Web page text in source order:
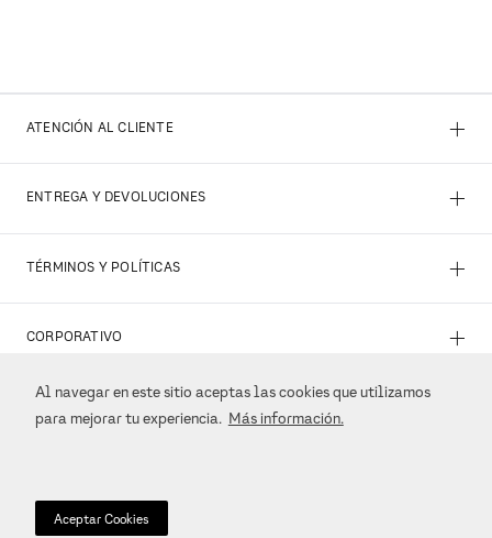
Al navegar en este sitio aceptas las cookies que utilizamos
para mejorar tu experiencia. Más información.
Aceptar Cookies
ATENCIÓN AL CLIENTE +
ENTREGA Y DEVOLUCIONES +
TÉRMINOS Y POLÍTICAS +
CORPORATIVO +
REDES SOCIALES